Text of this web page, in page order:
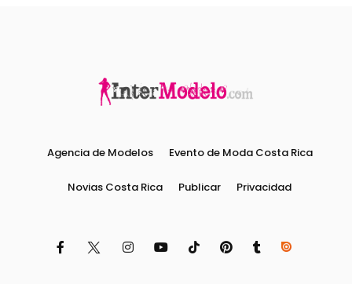
Agencia de Modelos Evento de Moda Costa Rica
Novias Costa Rica Publicar Privacidad